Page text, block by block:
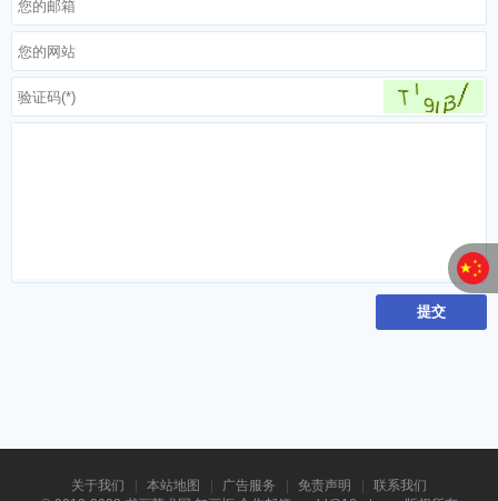
关于我们 本站地图 广告服务 免责声明
联系我们